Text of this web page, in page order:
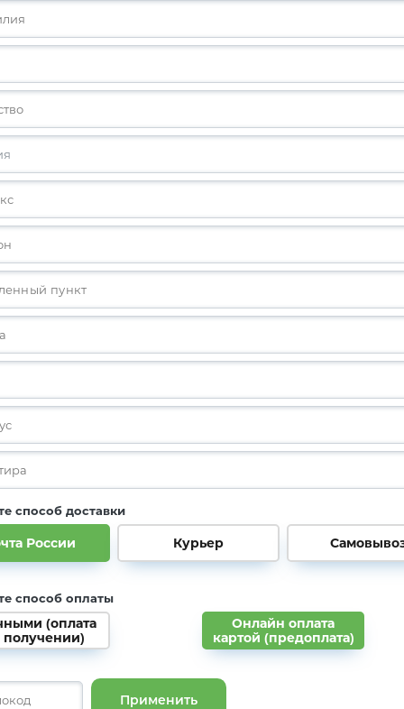
способ доставки
России Курьер
способ оплаты
(оплата
Онлайн оплата
картой (предоплата)
Применить